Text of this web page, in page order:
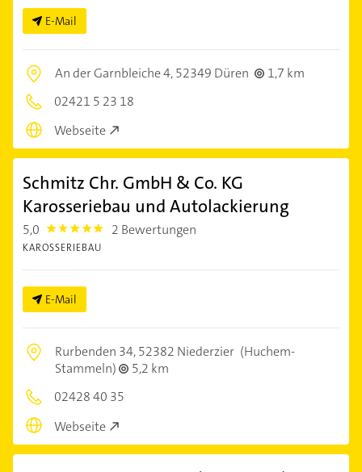
E-Mail
An der Garnbleiche 4,52349 Düren
1,7 km
02421 5 23 18
Webseite
Schmitz Chr. GmbH & Co. KG
Karosseriebau und Autolackierung
5,0 5.0 2 Bewertungen
KAROSSERIEBAU
E-Mail
Rurbenden 34,52382 Niederzier (Huchem-
Stammeln)
5,2 km
02428 40 35
Webseite